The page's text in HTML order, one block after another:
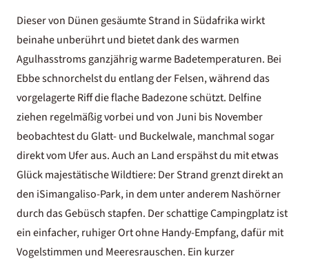
Dieser von Dünen gesäumte Strand in Südafrika wirkt
beinahe unberührt und bietet dank des warmen
Agulhasstroms ganzjährig warme Badetemperaturen. Bei
Ebbe schnorchelst du entlang der Felsen, während das
vorgelagerte Riff die flache Badezone schützt. Delfine
ziehen regelmäßig vorbei und von Juni bis November
beobachtest du Glatt- und Buckelwale, manchmal sogar
direkt vom Ufer aus. Auch an Land erspähst du mit etwas
Glück majestätische Wildtiere: Der Strand grenzt direkt an
den iSimangaliso-Park, in dem unter anderem Nashörner
durch das Gebüsch stapfen. Der schattige Campingplatz ist
ein einfacher, ruhiger Ort ohne Handy-Empfang, dafür mit
Vogelstimmen und Meeresrauschen. Ein kurzer